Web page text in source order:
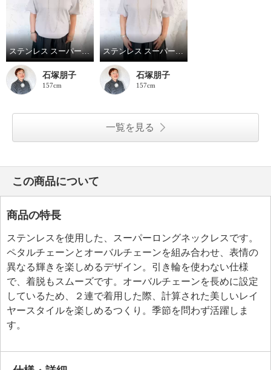
ステンレス スーパーロングチェーンネックレス シルバー
石塚朋子
157cm
ステンレス スーパーロングチェーンネックレス ゴールド
石塚朋子
157cm
一覧を見る
この商品について
商品の特長
ステンレスを使用した、スーパーロングネックレスです。
ペタルチェーンとオーバルチェーンを組み合わせ、表情の
異なる輝きを楽しめるデザイン。引き輪を使わない仕様
で、着脱もスムーズです。オーバルチェーンを長めに設定
しているため、２連で着用した際、計算された美しいレイ
ヤースタイルを楽しめるつくり。季節を問わず活躍しま
す。